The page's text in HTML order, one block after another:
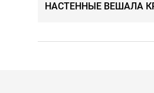
НАСТЕННЫЕ ВЕШАЛА